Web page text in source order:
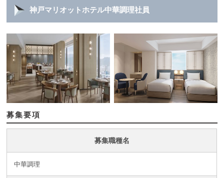
神戸マリオットホテル中華調理社員
募集要項
募集職種名
中華調理